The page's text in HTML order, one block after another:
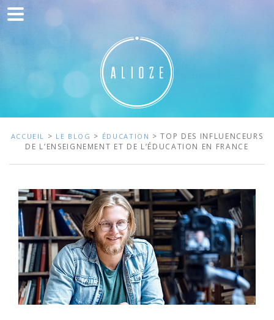
Accueil
Développement web
Acquisition de trafic
Clients
Blog
Contact
ACCUEIL > LE BLOG > ÉDUCATION > TOP DES INFLUENCEURS
DE L’ENSEIGNEMENT ET DE L’ÉDUCATION EN FRANCE